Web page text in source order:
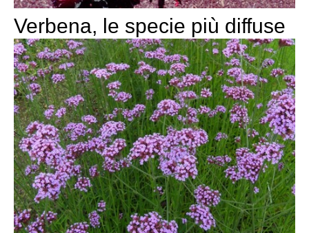
Verbena, le specie più diffuse